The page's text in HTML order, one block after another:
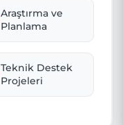
Araştırma ve
Planlama
Teknik Destek
Projeleri